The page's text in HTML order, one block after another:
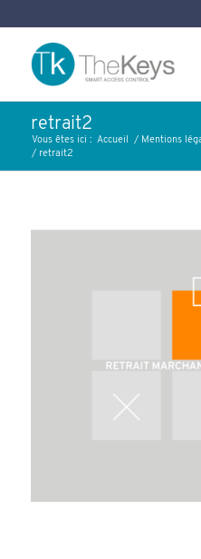
retrait2
Vous êtes ici : Accueil / Mentions
/ retrait2